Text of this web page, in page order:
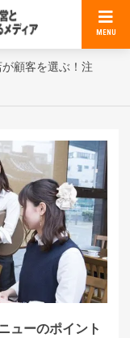
MENU
顧客を選ぶ！注
ューのポイント